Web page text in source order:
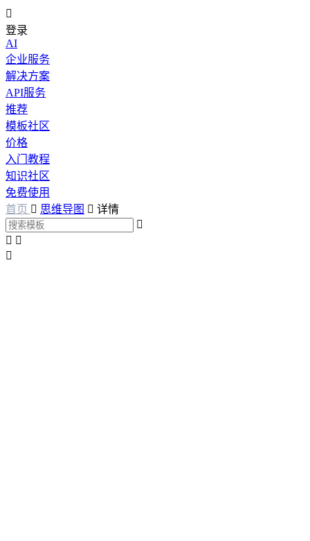

登录
AI
企业服务
解决方案
API服务
推荐
模板社区
价格
入门教程
知识社区
免费使用
首页  思维导图  详情

 
